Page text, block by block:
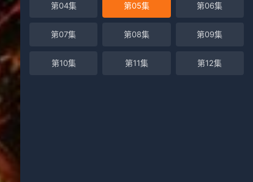
第04集 第05集 第06集
第07集 第08集 第09集
第10集 第11集 第12集